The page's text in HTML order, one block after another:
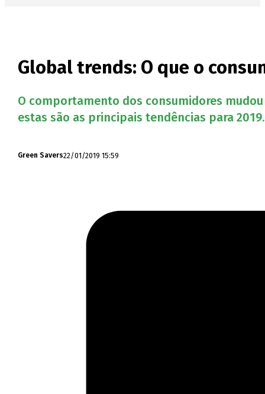
Global trends: O que o
O comportamento dos consumidores
estas são as principais tendências para 2019.
Green Savers22/01/2019 15:59